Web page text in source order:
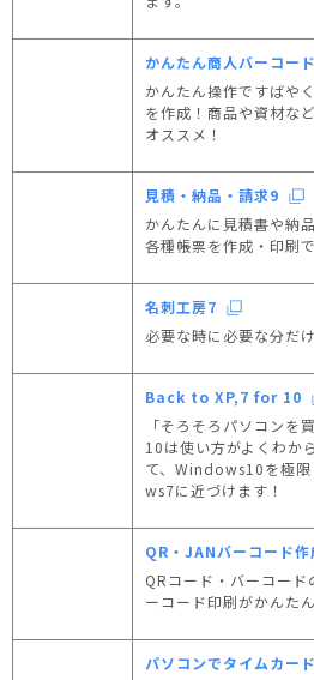
かんたん商人バーコー
かんたん操作ですばや
を作成！商品や資材な
オススメ！
見積・納品・請求9
かんたんに見積書や納
各種帳票を作成・印刷
名刺工房7
必要な時に必要な分だ
Back to XP,7 for 10
「そろそろパソコン
10は使い方がよくわか
て、Windows10を極
ws7に近づけます！
QR・JANバーコード作
QRコード・バーコー
ーコード印刷がかんた
パソコンでタイムカー